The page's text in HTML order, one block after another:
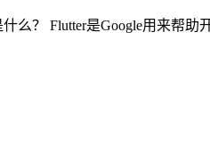
么？ Flutter是Google用来帮